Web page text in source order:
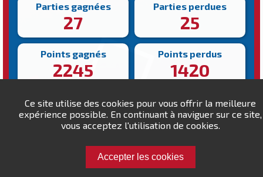
Ce site utilise des cookies pour vous offrir la meilleure
expérience possible. En continuant à naviguer sur ce site,
vous acceptez l'utilisation de cookies.
Accepter les cookies
Parties gagnées
27
Parties perdues
25
Points gagnés
2245
Points perdus
1420
Victoire la plus rapide
136s
Victoire la plus lente
491s
Défiez zandon11h !